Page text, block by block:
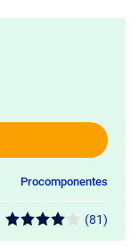
Procomponentes
(81)